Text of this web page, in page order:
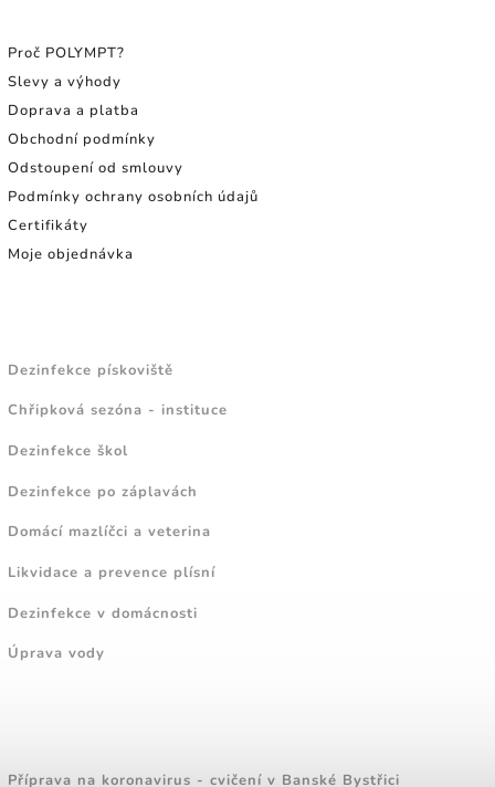
Proč POLYMPT?
Slevy a výhody
Doprava a platba
Obchodní podmínky
Odstoupení od smlouvy
Podmínky ochrany osobních údajů
Certifikáty
Moje objednávka
Dezinfekce pískoviště
Chřipková sezóna - instituce
Dezinfekce škol
Dezinfekce po záplavách
Domácí mazlíčci a veterina
Likvidace a prevence plísní
Dezinfekce v domácnosti
Úprava vody
Příprava na koronavirus - cvičení v Banské Bystřici